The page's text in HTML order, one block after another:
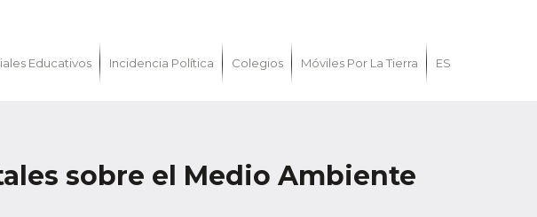
Educativos Incidencia Política Colegios Móviles Por La Tierra ES
sobre el Medio Ambiente